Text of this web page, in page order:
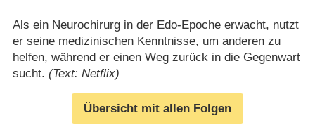
Als ein Neurochirurg in der Edo-Epoche erwacht, nutzt
er seine medizinischen Kenntnisse, um anderen zu
helfen, während er einen Weg zurück in die Gegenwart
sucht. (Text: Netflix)
Übersicht mit allen Folgen